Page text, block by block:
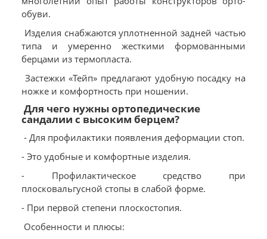
обуви.
Изделия снабжаются уплотненной задней частью
типа и умеренно жесткими формованными
берцами из термопласта.
Застежки «Тейп» предлагают удобную посадку на
ножке и комфортность при ношении.
Для чего нужны ортопедические
сандалии с высоким берцем?
- Для профилактики появления деформации стоп.
- Это удобные и комфортные изделия.
- Профилактическое средство при
плосковальгусной стопы в слабой форме.
- При первой степени плоскостопия.
Особенности и плюсы: